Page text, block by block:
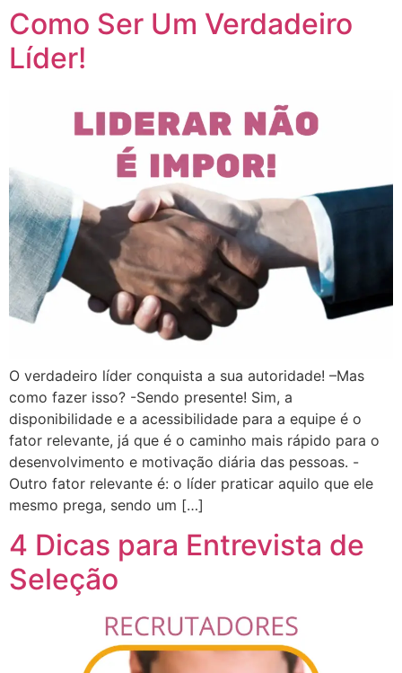
Como Ser Um Verdadeiro
Líder!
O verdadeiro líder conquista a sua autoridade! –Mas
como fazer isso? -Sendo presente! Sim, a
disponibilidade e a acessibilidade para a equipe é o
fator relevante, já que é o caminho mais rápido para o
desenvolvimento e motivação diária das pessoas. -
Outro fator relevante é: o líder praticar aquilo que ele
mesmo prega, sendo um […]
4 Dicas para Entrevista de
Seleção